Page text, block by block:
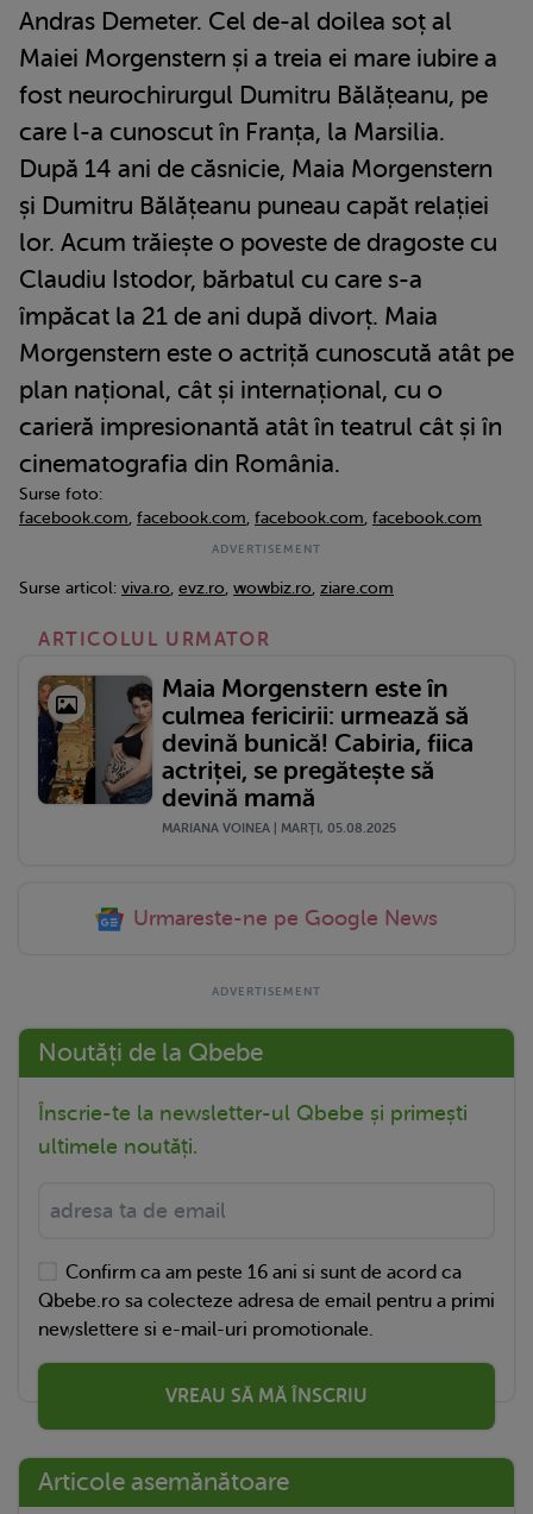
Andras Demeter. Cel de-al doilea soț al
Maiei Morgenstern și a treia ei mare iubire a
fost neurochirurgul Dumitru Bălățeanu, pe
care l-a cunoscut în Franța, la Marsilia.
După 14 ani de căsnicie, Maia Morgenstern
și Dumitru Bălățeanu puneau capăt relației
lor. Acum trăiește o poveste de dragoste cu
Claudiu Istodor, bărbatul cu care s-a
împăcat la 21 de ani după divorț. Maia
Morgenstern este o actriță cunoscută atât pe
plan național, cât și internațional, cu o
carieră impresionantă atât în teatrul cât și în
cinematografia din România.
Surse foto:
facebook.com, facebook.com, facebook.com, facebook.com
Surse articol: viva.ro, evz.ro, wowbiz.ro, ziare.com
ARTICOLUL URMATOR
Maia Morgenstern este în
culmea fericirii: urmează să
devină bunică! Cabiria, fiica
actriței, se pregătește să
devină mamă
MARIANA VOINEA | MARŢI, 05.08.2025
Urmareste-ne pe Google News
Noutăți de la Qbebe
Înscrie-te la newsletter-ul Qbebe și primești
ultimele noutăți.
Confirm ca am peste 16 ani si sunt de acord ca
Qbebe.ro sa colecteze adresa de email pentru a primi
newslettere si e-mail-uri promotionale.
VREAU SĂ MĂ ÎNSCRIU
Articole asemănătoare